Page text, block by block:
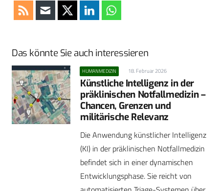
Das könnte Sie auch interessieren
HUMANMEDIZIN 18. Februar 2026
Künstliche Intelligenz in der
präklinischen Notfallmedizin –
Chancen, Grenzen und
militärische Relevanz
Die Anwendung künstlicher Intelligenz
(KI) in der präklinischen Notfallmedizin
befindet sich in einer dynamischen
Entwicklungsphase. Sie reicht von